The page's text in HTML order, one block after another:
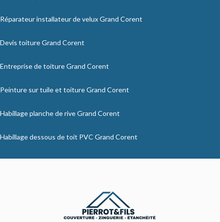
Réparateur installateur de velux Grand Corent
Devis toiture Grand Corent
Entreprise de toiture Grand Corent
Peinture sur tuile et toiture Grand Corent
Habillage planche de rive Grand Corent
Habillage dessous de toit PVC Grand Corent